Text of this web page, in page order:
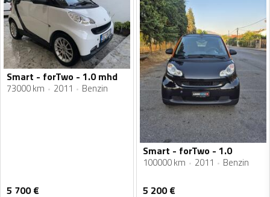
Smart - forTwo - 1.0 mhd
73000 km 2011 Benzin
5 700€
Smart - forTwo - 1.0
100000 km 2011 Benzin
5 200€